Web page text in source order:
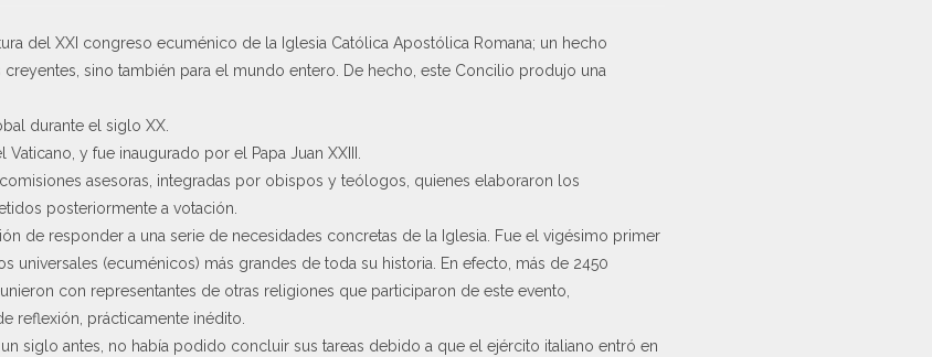
del XXI congreso ecuménico de la Iglesia Católica Apostólica Romana; un hecho
sino también para el mundo entero. De hecho, este Concilio produjo una
durante el siglo XX.
y fue inaugurado por el Papa Juan XXIII.
asesoras, integradas por obispos y teólogos, quienes elaboraron los
posteriormente a votación.
de responder a una serie de necesidades concretas de la Iglesia. Fue el vigésimo primer
universales (ecuménicos) más grandes de toda su historia. En efecto, más de 2450
con representantes de otras religiones que participaron de este evento,
reflexión, prácticamente inédito.
siglo antes, no había podido concluir sus tareas debido a que el ejército italiano entró en